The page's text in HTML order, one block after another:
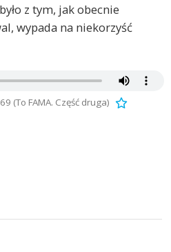
z tym, jak obecnie
wypada na niekorzyść
(To FAMA. Część druga)